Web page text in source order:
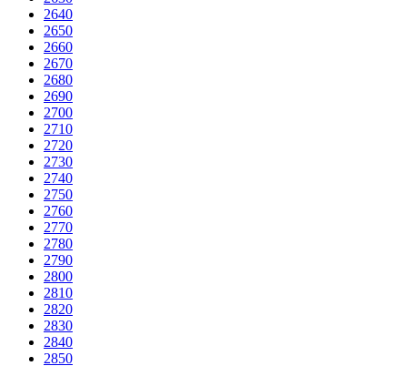
2640
2650
2660
2670
2680
2690
2700
2710
2720
2730
2740
2750
2760
2770
2780
2790
2800
2810
2820
2830
2840
2850